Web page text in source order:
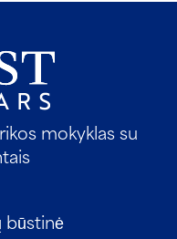
mokyklas su
būstinė